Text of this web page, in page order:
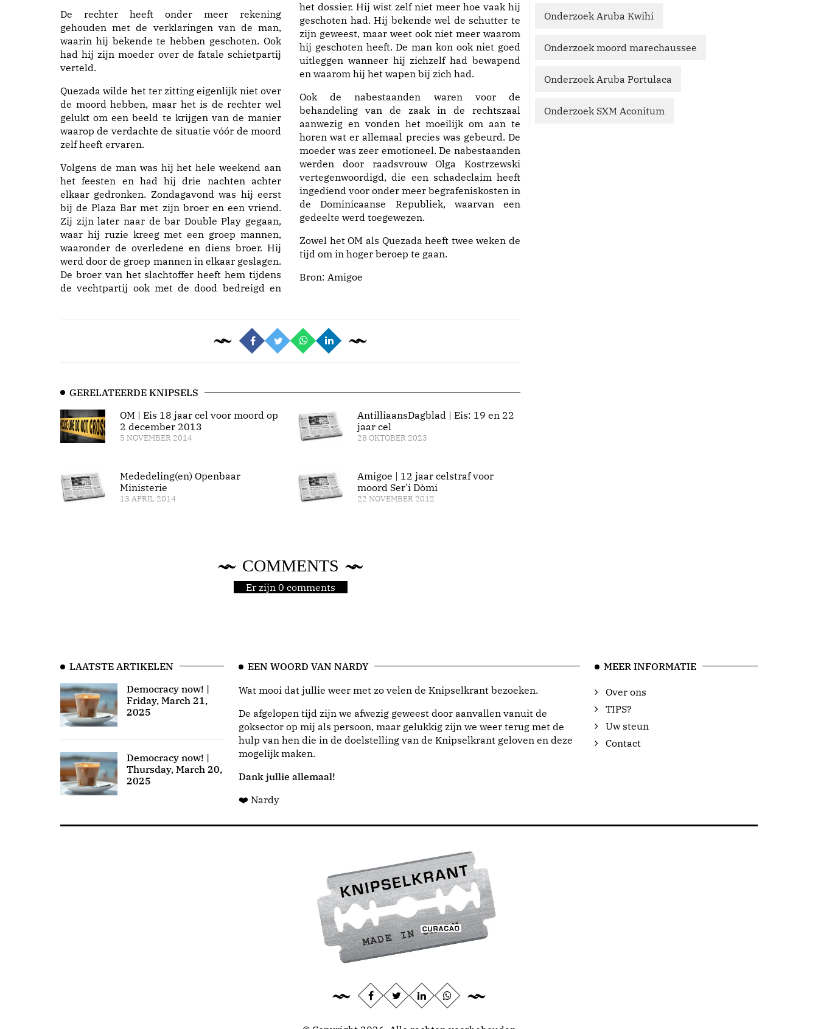
De rechter heeft onder meer rekening
gehouden met de verklaringen van de man,
waarin hij bekende te hebben geschoten. Ook
had hij zijn moeder over de fatale schietpartij
verteld.
Quezada wilde het ter zitting eigenlijk niet over
de moord hebben, maar het is de rechter wel
gelukt om een beeld te krijgen van de manier
waarop de verdachte de situatie vóór de moord
zelf heeft ervaren.
Volgens de man was hij het hele weekend aan
het feesten en had hij drie nachten achter
elkaar gedronken. Zondagavond was hij eerst
bij de Plaza Bar met zijn broer en een vriend.
Zij zijn later naar de bar Double Play gegaan,
waar hij ruzie kreeg met een groep mannen,
waaronder de overledene en diens broer. Hij
werd door de groep mannen in elkaar geslagen.
De broer van het slachtoffer heeft hem tijdens
de vechtpartij ook met de dood bedreigd en
het dossier. Hij wist zelf niet meer hoe vaak hij
geschoten had. Hij bekende wel de schutter te
zijn geweest, maar weet ook niet meer waarom
hij geschoten heeft. De man kon ook niet goed
uitleggen wanneer hij zichzelf had bewapend
en waarom hij het wapen bij zich had.
Ook de nabestaanden waren voor de
behandeling van de zaak in de rechtszaal
aanwezig en vonden het moeilijk om aan te
horen wat er allemaal precies was gebeurd. De
moeder was zeer emotioneel. De nabestaanden
werden door raadsvrouw Olga Kostrzewski
vertegenwoordigd, die een schadeclaim heeft
ingediend voor onder meer begrafeniskosten in
de Dominicaanse Republiek, waarvan een
gedeelte werd toegewezen.
Zowel het OM als Quezada heeft twee weken de
tijd om in hoger beroep te gaan.
Bron: Amigoe
GERELATEERDE KNIPSELS
OM | Eis 18 jaar cel voor moord op
2 december 2013
5 NOVEMBER 2014
Mededeling(en) Openbaar
Ministerie
13 APRIL 2014
AntilliaansDagblad | Eis: 19 en 22
jaar cel
28 OKTOBER 2023
Amigoe | 12 jaar celstraf voor
moord Ser’i Dòmi
22 NOVEMBER 2012
COMMENTS
Er zijn 0 comments
Onderzoek Aruba Kwihi
Onderzoek moord marechaussee
Onderzoek Aruba Portulaca
Onderzoek SXM Aconitum
LAATSTE ARTIKELEN
Democracy now! |
Friday, March 21,
2025
Democracy now! |
Thursday, March 20,
2025
EEN WOORD VAN NARDY
Wat mooi dat jullie weer met zo velen de Knipselkrant bezoeken.
De afgelopen tijd zijn we afwezig geweest door aanvallen vanuit de
goksector op mij als persoon, maar gelukkig zijn we weer terug met de
hulp van hen die in de doelstelling van de Knipselkrant geloven en deze
mogelijk maken.
Dank jullie allemaal!
❤️ Nardy
MEER INFORMATIE
Over ons
TIPS?
Uw steun
Contact